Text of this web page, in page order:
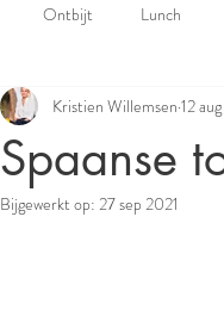
Ontbijt Lunch
Spaanse
Kristien Willemsen 12
Bijgewerkt op: 27 sep 2021